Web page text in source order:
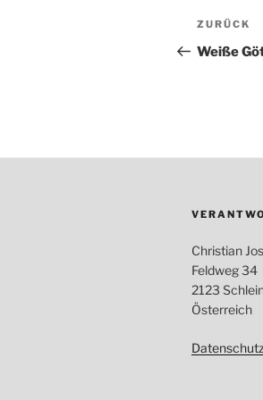
Vorheriger
Beitrag
ZURÜCK
Weiße
Christian
Feldweg 34
2123
Österreich